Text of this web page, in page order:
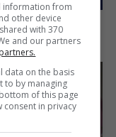
Lie To Us In This
Movie?
Brainberries
information from
other device
with 370
and our partners
data on the basis
to by managing
of this page
consent in privacy